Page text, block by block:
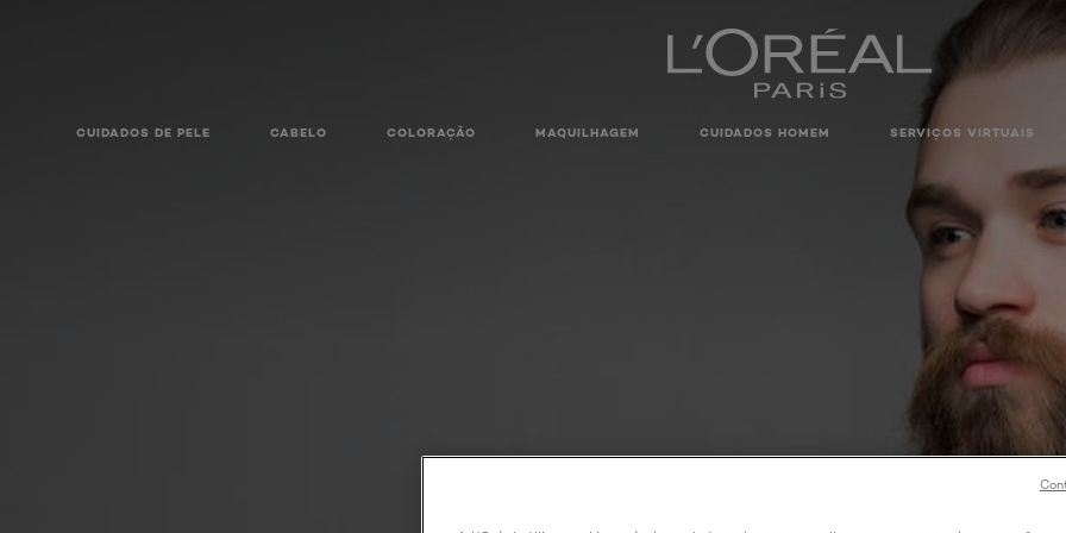
CUIDADOS DE PELE CABELO COLORAÇÃO MAQUILHAGEM CUIDADOS HOMEM SERVIÇOS VIRTUAIS